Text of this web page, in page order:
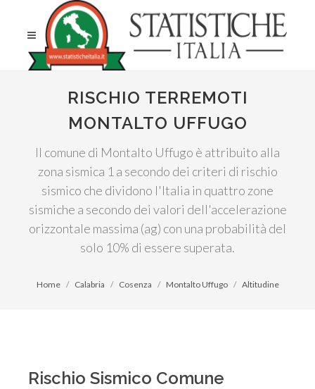
RISCHIO TERREMOTI
MONTALTO UFFUGO
Il comune di Montalto Uffugo è attribuito alla
zona sismica 1 a secondo dei criteri di rischio
sismico che dividono l'Italia in quattro zone
sismiche a secondo dei valori dell'accelerazione
orizzontale massima (ag) con una probabilità del
solo 10% di essere superata.
Home Calabria Cosenza Montalto Uffugo Altitudine
Rischio Sismico Comune